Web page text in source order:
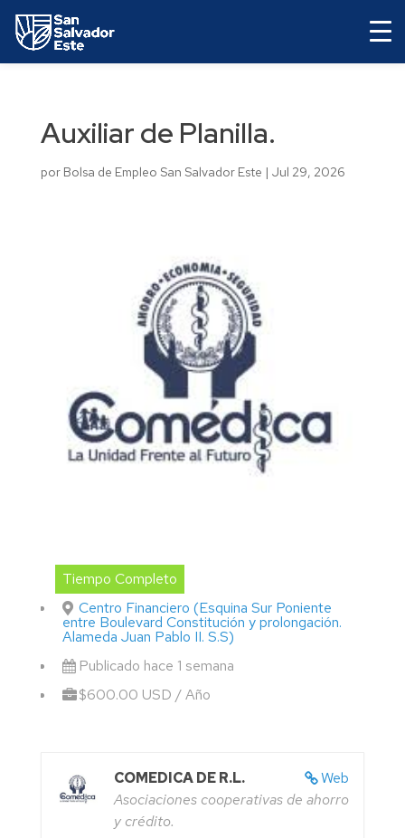
Auxiliar de Planilla.
por Bolsa de Empleo San Salvador Este | Jul 29, 2026
Tiempo Completo
Centro Financiero (Esquina Sur Poniente
entre Boulevard Constitución y prolongación.
Alameda Juan Pablo II. S.S)
Publicado hace 1 semana
$600.00 USD / Año
Web
COMEDICA DE R.L.
Asociaciones cooperativas de ahorro
y crédito.